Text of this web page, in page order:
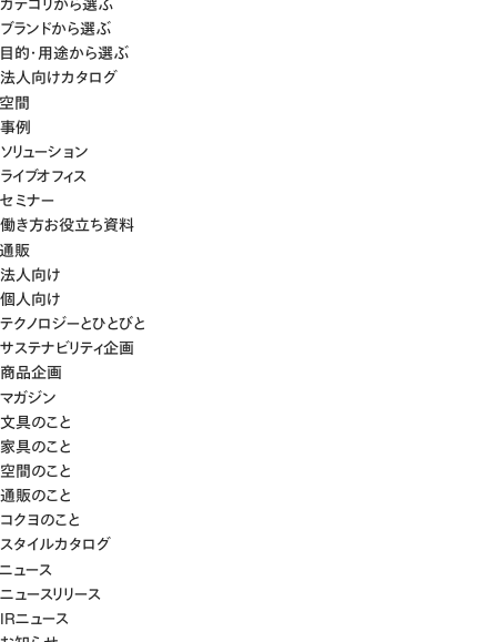
ブランドから選ぶ
目的・用途から選ぶ
法人向けカタログ
空間
事例
ソリューション
ライブオフィス
セミナー
働き方お役立ち資料
通販
法人向け
個人向け
テクノロジーとひとびと
サステナビリティ企画
商品企画
マガジン
文具のこと
家具のこと
空間のこと
通販のこと
コクヨのこと
スタイルカタログ
ニュース
ニュースリリース
IRニュース